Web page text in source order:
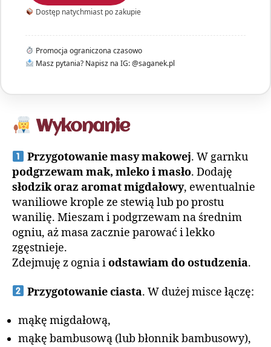
Dostęp natychmiast po zakupie
Promocja ograniczona czasowo
Masz pytania? Napisz na IG: @saganek.pl
Wykonanie
Przygotowanie masy makowej. W garnku
podgrzewam mak, mleko i masło. Dodaję
słodzik oraz aromat migdałowy, ewentualnie
waniliowe krople ze stewią lub po prostu
wanilię. Mieszam i podgrzewam na średnim
ogniu, aż masa zacznie parować i lekko
zgęstnieje.
Zdejmuję z ognia iodstawiam do ostudzenia.
Przygotowanie ciasta. W dużej misce łączę:
mąkę migdałową,
mąkę bambusową (lub błonnik bambusowy),